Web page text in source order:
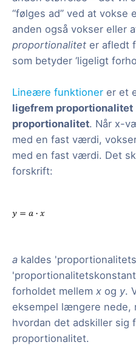
“følges ad” ved at vokse
anden også vokser eller
proportionalitet er afledt
som betyder ‘ligeligt
Lineære funktioner er et
ligefrem proportionalitet
proportionalitet. Når x-
med en fast værdi,
med en fast værdi. Det
forskrift:
a kaldes
forholdet mellem x og y.
eksempel længere nede,
hvordan det adskiller sig
proportionalitet.